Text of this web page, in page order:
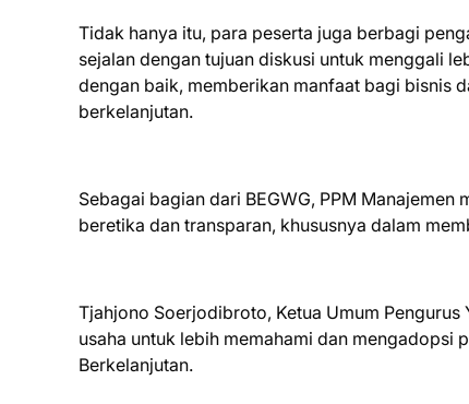
Tidak hanya itu, para peserta juga berbagi
sejalan dengan tujuan diskusi untuk menggali
dengan baik, memberikan manfaat bagi bisnis
berkelanjutan.
Sebagai bagian dari BEGWG, PPM
beretika dan transparan, khususnya dalam
Tjahjono Soerjodibroto, Ketua Umum
usaha untuk lebih memahami dan mengadopsi
Berkelanjutan.